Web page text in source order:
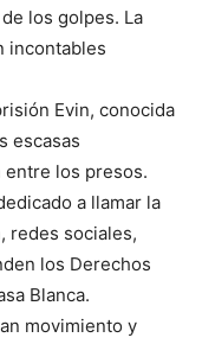
los golpes. La
incontables
Evin, conocida
escasas
los presos.
a llamar la
redes sociales,
los Derechos
Blanca.
movimiento y